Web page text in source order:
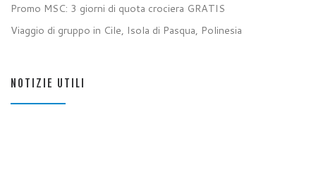
Promo MSC: 3 giorni di quota crociera GRATIS
Viaggio di gruppo in Cile, Isola di Pasqua, Polinesia
NOTIZIE UTILI